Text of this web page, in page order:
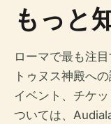
もっと
ローマで最も注
トゥヌス神殿へ
イベント、チケ
ついては、